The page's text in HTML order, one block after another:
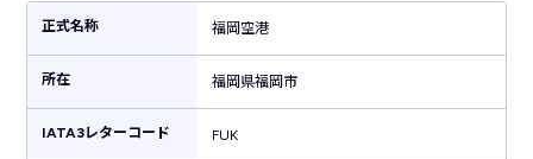
国各地に就航し、海外では釜山・北京・香港・バンコクなどアジアの主要
空港に就航しています。都会的な雰囲気の空港内にはさまざまな施設が立
ち並び、博多ラーメン、もつ鍋など九州グルメが豊富です。免税店やお土
産ショップも豊富で、観光だけでも一日たっぷり楽しめます。空港内に地
下鉄が乗り入れており、中心地の博多駅まで5分と抜群のアクセスが魅力。
「東アジアトップクラスの国際空港」を目標に掲げ、常に進化を続けてい
正式名称 福岡空港
所在 福岡県福岡市
IATA3レターコード FUK